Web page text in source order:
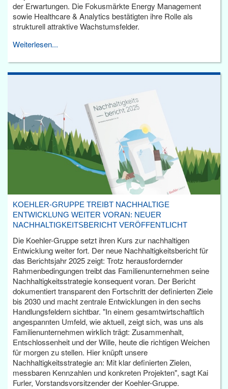
der Erwartungen. Die Fokusmärkte Energy Management
sowie Healthcare & Analytics bestätigten ihre Rolle als
strukturell attraktive Wachstumsfelder.
Weiterlesen...
KOEHLER-GRUPPE TREIBT NACHHALTIGE
ENTWICKLUNG WEITER VORAN: NEUER
NACHHALTIGKEITSBERICHT VERÖFFENTLICHT
Die Koehler-Gruppe setzt ihren Kurs zur nachhaltigen
Entwicklung weiter fort. Der neue Nachhaltigkeitsbericht für
das Berichtsjahr 2025 zeigt: Trotz herausfordernder
Rahmenbedingungen treibt das Familienunternehmen seine
Nachhaltigkeitsstrategie konsequent voran. Der Bericht
dokumentiert transparent den Fortschritt der definierten Ziele
bis 2030 und macht zentrale Entwicklungen in den sechs
Handlungsfeldern sichtbar. "In einem gesamtwirtschaftlich
angespannten Umfeld, wie aktuell, zeigt sich, was uns als
Familienunternehmen wirklich trägt: Zusammenhalt,
Entschlossenheit und der Wille, heute die richtigen Weichen
für morgen zu stellen. Hier knüpft unsere
Nachhaltigkeitsstrategie an: Mit klar definierten Zielen,
messbaren Kennzahlen und konkreten Projekten", sagt Kai
Furler, Vorstandsvorsitzender der Koehler-Gruppe.